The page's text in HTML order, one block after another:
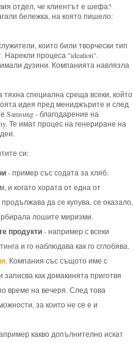
отдел, че клиентът е шефа?
бележка, на която пишело:
които били творчески тип
Нарекли процеса "ideation".
дузини. Компанията навлязла
тяхна специална среща всеки, който
идея пред мениджърите и след
- благодарение на
Те имат процес на генериране на
си:
- пример със содата за хляб:
и когато хората от една от
да се купува, се оказало,
лошите миризми.
продукти- например с всеки
и го наблюдава как го сглобява.
. Компания със същото име с
как домакинята приготвя
време на вечеря. След това
за които не се е и
какво допълнително искат